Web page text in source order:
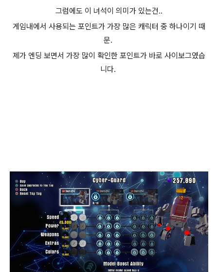
그럼에도 이 녀석이 의미가 있는건..
게임내에서 사용되는 포인트가 가장 많은 캐릭터 중 하나이기 때
문.
제가 엔딩 보면서 가장 많이 확인한 포인트가 바로 사이보그였습
니다.